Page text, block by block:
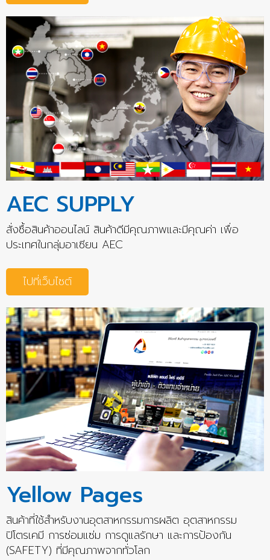
AEC SUPPLY
สั่งซื้อสินค้าออนไลน์ สินค้าดีมีคุณภาพและมีคุณค่า เพื่อ
ประเทศในกลุ่มอาเซียน AEC
ไปที่เว็บไซต์
Yellow Pages
สินค้าที่ใช้สำหรับงานอุตสาหกรรมการผลิต อุตสาหกรรม
ปิโตรเคมี การซ่อมแซ่ม การดูแลรักษา และการป้องกัน
(SAFETY) ที่มีคุณภาพจากทั่วโลก